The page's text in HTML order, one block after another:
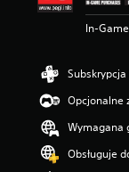
In-
Opcjonalne
Wymagana
Obsługuje